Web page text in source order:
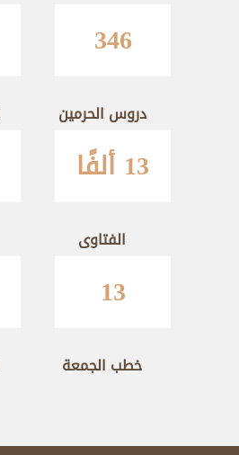
346
دروس الحرمين
13 ألفًا
الفتاوى
13
خطب الجمعة